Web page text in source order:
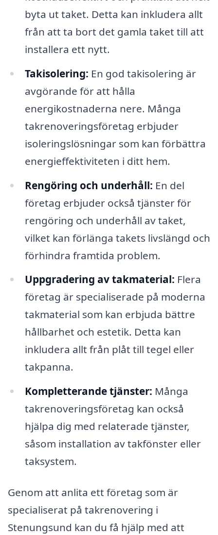
byta ut taket. Detta kan inkludera allt
från att ta bort det gamla taket till att
installera ett nytt.
Takisolering: En god takisolering är
avgörande för att hålla
energikostnaderna nere. Många
takrenoveringsföretag erbjuder
isoleringslösningar som kan förbättra
energieffektiviteten i ditt hem.
Rengöring och underhåll: En del
företag erbjuder också tjänster för
rengöring och underhåll av taket,
vilket kan förlänga takets livslängd och
förhindra framtida problem.
Uppgradering av takmaterial: Flera
företag är specialiserade på moderna
takmaterial som kan erbjuda bättre
hållbarhet och estetik. Detta kan
inkludera allt från plåt till tegel eller
takpanna.
Kompletterande tjänster: Många
takrenoveringsföretag kan också
hjälpa dig med relaterade tjänster,
såsom installation av takfönster eller
taksystem.
Genom att anlita ett företag som är
specialiserat på takrenovering i
Stenungsund kan du få hjälp med att